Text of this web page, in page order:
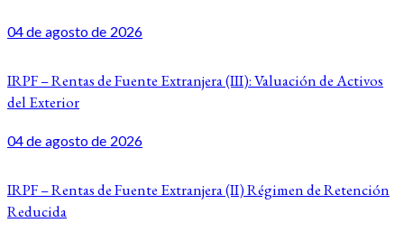
04 de agosto de 2026
IRPF – Rentas de Fuente Extranjera (III): Valuación de Activos
del Exterior
04 de agosto de 2026
IRPF – Rentas de Fuente Extranjera (II) Régimen de Retención
Reducida